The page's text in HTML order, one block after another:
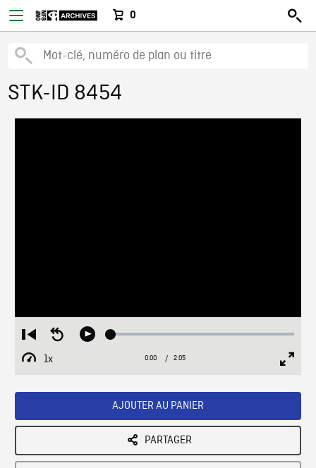
0
STK-ID 8454
Restart
from
beginning
Seek
Play Loaded:
1x
Playback
Current
0:00 / Duration
2:05
AJOUTER AU PANIER
PARTAGER